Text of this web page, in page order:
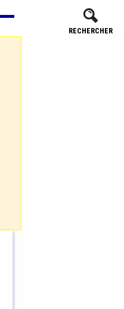
RECHERCHER